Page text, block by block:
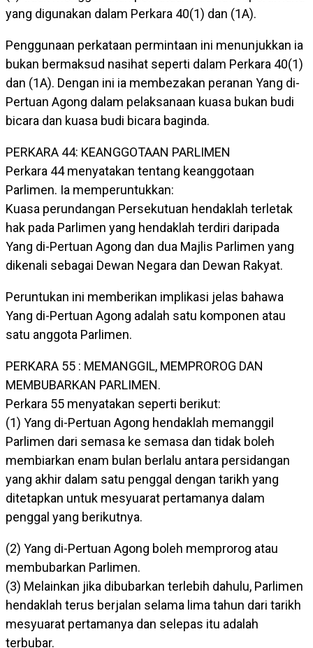
yang digunakan dalam Perkara 40(1) dan (1A).
Penggunaan perkataan permintaan ini menunjukkan ia
bukan bermaksud nasihat seperti dalam Perkara 40(1)
dan (1A). Dengan ini ia membezakan peranan Yang di-
Pertuan Agong dalam pelaksanaan kuasa bukan budi
bicara dan kuasa budi bicara baginda.
PERKARA 44: KEANGGOTAAN PARLIMEN
Perkara 44 menyatakan tentang keanggotaan
Parlimen. Ia memperuntukkan:
Kuasa perundangan Persekutuan hendaklah terletak
hak pada Parlimen yang hendaklah terdiri daripada
Yang di-Pertuan Agong dan dua Majlis Parlimen yang
dikenali sebagai Dewan Negara dan Dewan Rakyat.
Peruntukan ini memberikan implikasi jelas bahawa
Yang di-Pertuan Agong adalah satu komponen atau
satu anggota Parlimen.
PERKARA 55 : MEMANGGIL, MEMPROROG DAN
MEMBUBARKAN PARLIMEN.
Perkara 55 menyatakan seperti berikut:
(1) Yang di-Pertuan Agong hendaklah memanggil
Parlimen dari semasa ke semasa dan tidak boleh
membiarkan enam bulan berlalu antara persidangan
yang akhir dalam satu penggal dengan tarikh yang
ditetapkan untuk mesyuarat pertamanya dalam
penggal yang berikutnya.
(2) Yang di-Pertuan Agong boleh memprorog atau
membubarkan Parlimen.
(3) Melainkan jika dibubarkan terlebih dahulu, Parlimen
hendaklah terus berjalan selama lima tahun dari tarikh
mesyuarat pertamanya dan selepas itu adalah
terbubar.